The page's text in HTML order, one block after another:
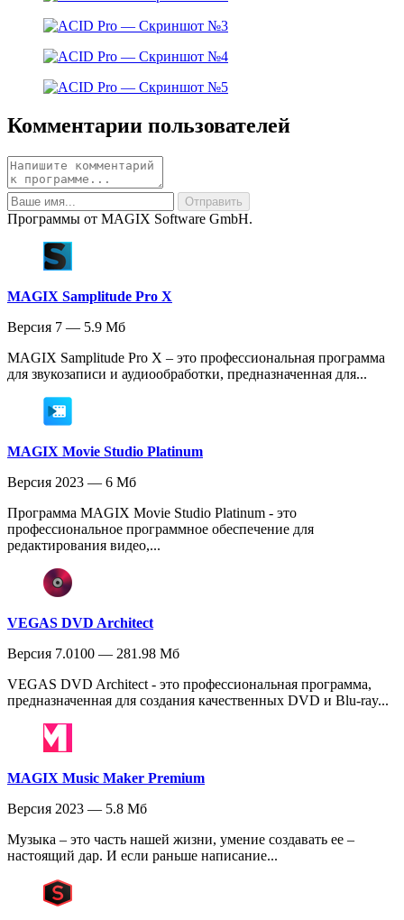
Комментарии пользователей
Программы от MAGIX Software GmbH.
MAGIX Samplitude Pro X
Версия 7 — 5.9 Мб
MAGIX Samplitude Pro X – это профессиональная программа
для звукозаписи и аудиообработки, предназначенная для...
MAGIX Movie Studio Platinum
Версия 2023 — 6 Мб
Программа MAGIX Movie Studio Platinum - это
профессиональное программное обеспечение для
редактирования видео,...
VEGAS DVD Architect
Версия 7.0100 — 281.98 Мб
VEGAS DVD Architect - это профессиональная программа,
предназначенная для создания качественных DVD и Blu-ray...
MAGIX Music Maker Premium
Версия 2023 — 5.8 Мб
Музыка – это часть нашей жизни, умение создавать ее –
настоящий дар. И если раньше написание...